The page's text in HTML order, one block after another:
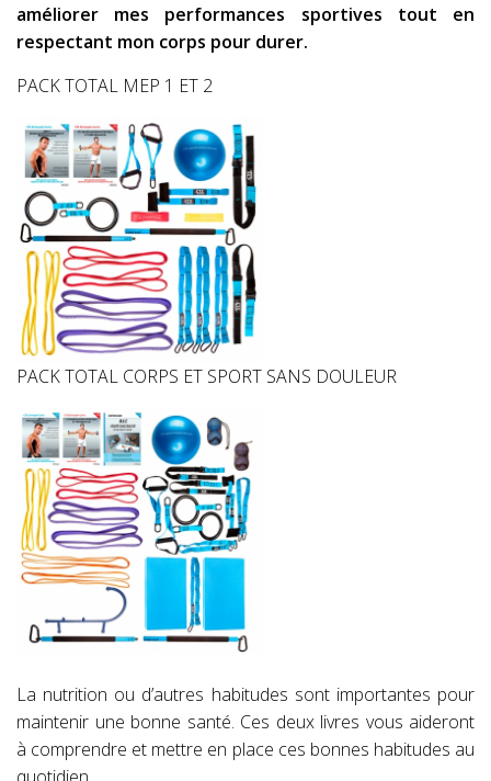
améliorer mes performances sportives tout en
respectant mon corps pour durer.
PACK TOTAL MEP 1 ET 2
PACK TOTAL CORPS ET SPORT SANS DOULEUR
La nutrition ou d’autres habitudes sont importantes pour
maintenir une bonne santé. Ces deux livres vous aideront
à comprendre et mettre en place ces bonnes habitudes au